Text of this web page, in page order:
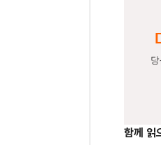
함께 읽